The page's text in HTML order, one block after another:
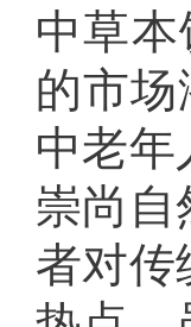
中草
的市
中老年
崇尚自
者对传